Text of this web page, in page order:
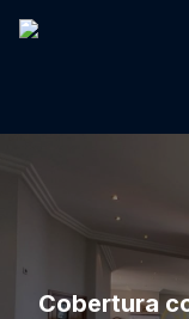
Cobertura